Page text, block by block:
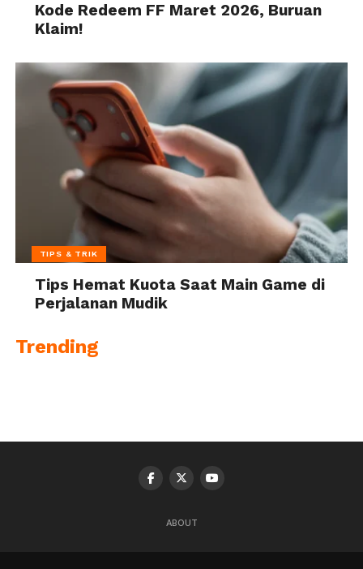
Kode Redeem FF Maret 2026, Buruan
Klaim!
TIPS & TRIK
Tips Hemat Kuota Saat Main Game di
Perjalanan Mudik
Trending
ABOUT